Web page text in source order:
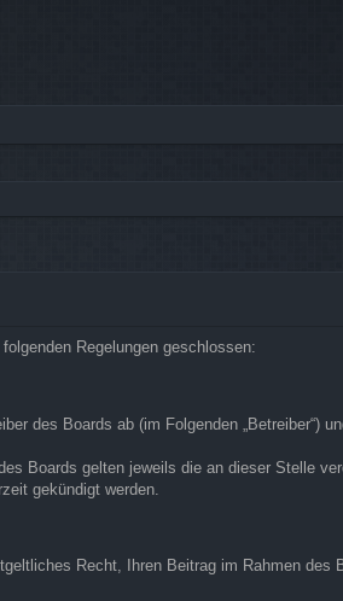
Regelungen geschlossen:
des Boards ab (im Folgenden „Betreiber“)
Boards gelten jeweils die an dieser Stelle
gekündigt werden.
Recht, Ihren Beitrag im Rahmen des